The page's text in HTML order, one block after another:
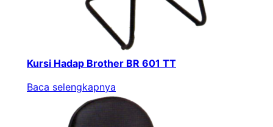
Kursi Hadap Brother BR 601 TT
Baca selengkapnya